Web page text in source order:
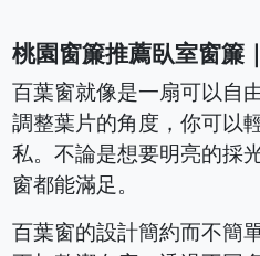
桃園窗簾推薦臥室窗簾
百葉窗就像是一扇可以自
調整葉片的角度，你可以
私。不論是想要明亮的採
窗都能滿足。
百葉窗的設計簡約而不簡